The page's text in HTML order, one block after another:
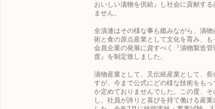
おいしい漬物を供給』し社会に貢献する
ません。
全漬連はその様な事も鑑みながら、漬
術と食の原点産業として文化を育み、も
会員企業の発展に資すべく『漬物製造管
度』を制定致しました。
漬物産業として、又伝統産業として、長
すが、今まで公式にどの様な技術をも
か定めておりませんでした。この度、
し、社員が誇りと喜びを持て働ける産業